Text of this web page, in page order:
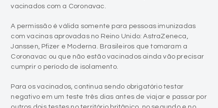
vacinados com a Coronavac.
A permissão é válida somente para pessoas imunizadas
com vacinas aprovadas no Reino Unido: AstraZeneca,
Janssen, Pfizer e Moderna. Brasileiros que tomaram a
Coronavac ou que não estão vacinados ainda vão precisar
cumprir o período de isolamento.
Para os vacinados, continua sendo obrigatório testar
negativo em um teste três dias antes de viajar e passar por